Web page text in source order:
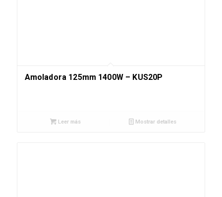
Amoladora 125mm 1400W – KUS20P
Leer más Mostrar detalles